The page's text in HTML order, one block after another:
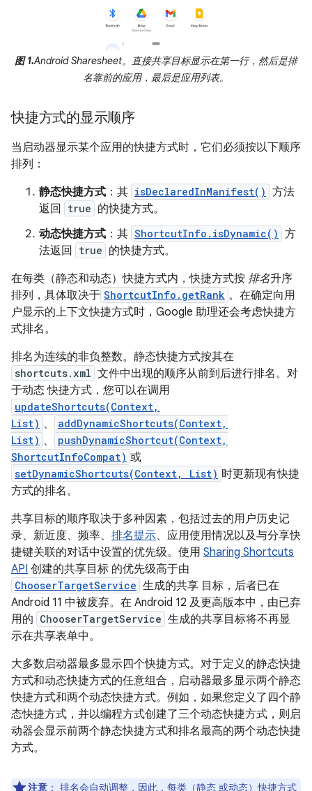
图 1.Android Sharesheet。直接共享目标显示在第一行，然后是排
名靠前的应用，最后是应用列表。
快捷方式的显示顺序
当启动器显示某个应用的快捷方式时，它们必须按以下顺序
排列：
静态快捷方式 ：其 isDeclaredInManifest() 方法
返回
true 的快捷方式。
动态快捷方式 ：其 ShortcutInfo.isDynamic() 方
法返回
true 的快捷方式。
在每类（静态和动态）快捷方式内，快捷方式按 排名升序
排列，具体取决于 ShortcutInfo.getRank 。在确定向用
户显示的上下文快捷方式时，Google 助理还会考虑快捷方
式排名。
排名为连续的非负整数。静态快捷方式按其在
shortcuts.xml 文件中出现的顺序从前到后进行排名。对
于动态 快捷方式，您可以在调用
updateShortcuts(Context,
List) 、
addDynamicShortcuts(Context,
List) 、
pushDynamicShortcut(Context,
ShortcutInfoCompat) 或
setDynamicShortcuts(Context, List) 时更新现有快捷
方式的排名。
共享目标的顺序取决于多种因素，包括过去的用户历史记
录、新近度、频率、 排名提示、应用使用情况以及与分享快
捷键关联的对话中设置的优先级。使用 Sharing Shortcuts
API 创建的共享目标 的优先级高于由
ChooserTargetService 生成的共享 目标，后者已在
Android 11 中被废弃。在 Android 12 及更高版本中，由已弃
用的 ChooserTargetService 生成的共享目标将不再显
示在共享表单中。
大多数启动器最多显示四个快捷方式。对于定义的静态快捷
方式和动态快捷方式的任意组合，启动器最多显示两个静态
快捷方式和两个动态快捷方式。例如，如果您定义了四个静
态快捷方式，并以编程方式创建了三个动态快捷方式，则启
动器会显示前两个静态快捷方式和排名最高的两个动态快捷
方式。
注意 ： 排名会自动调整，因此，每类（静态 或动态）快捷方式